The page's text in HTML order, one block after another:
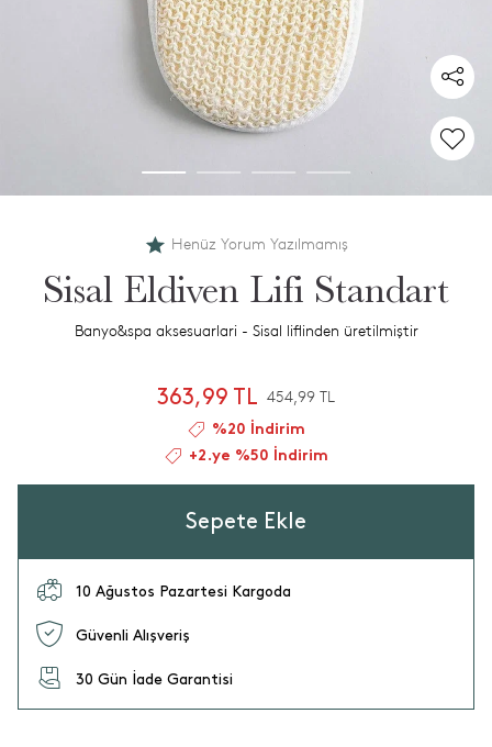
Henüz Yorum Yazılmamış
Sisal Eldiven Lifi Standart
Banyo&spa aksesuarlari - Sisal liflinden üretilmiştir
363,99 TL 454,99 TL
%20 İndirim
+2.ye %50 İndirim
Sepete Ekle
10 Ağustos Pazartesi Kargoda
Güvenli Alışveriş
30 Gün İade Garantisi